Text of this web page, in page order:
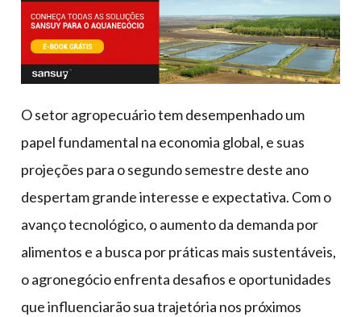
móveis,
calçados,
epi's
e
multiúso
O setor agropecuário tem desempenhado um
papel fundamental na economia global, e suas
projeções para o segundo semestre deste ano
despertam grande interesse e expectativa. Com o
avanço tecnológico, o aumento da demanda por
alimentos e a busca por práticas mais sustentáveis,
o agronegócio enfrenta desafios e oportunidades
que influenciarão sua trajetória nos próximos